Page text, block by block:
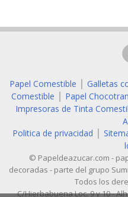
Papel Comestible Galletas
Comestible
Papel
Impresoras de Tinta
Politica de privacidad
© Papeldeazucar.com -
decoradas - parte del grupo
Todos los
C/Hierbabuena Loc. 9 y 10 -